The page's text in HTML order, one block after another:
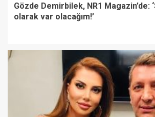
Gözde Demirbilek, NR1 Magazin’de:
olarak var olacağım!’